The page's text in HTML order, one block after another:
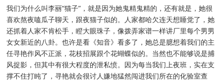
我们为什么叫李丽“猫子”，就是因为她鬼精鬼精的，还有就是，她很
喜欢熬夜嗑瓜子聊天，跟夜猫子似的。人家都哈欠连天想睡觉了，她
还抓着人家不肯松手，瞪大眼珠子，像拨弄家谱一样讲厂里每个男男
女女新近的八卦。也许是看《知音》看多了，她总是臆想着我们的主
任寻艳作风不正派，花枝招展跟个花蝴蝶似的。当然也不能够说是捕
风捉影，但其中有很大程度的泄私愤。因为每当我们上夜班，实在支
撑不住打盹了，寻艳就会很讨人嫌地猛然闯进我们所在的化验室查